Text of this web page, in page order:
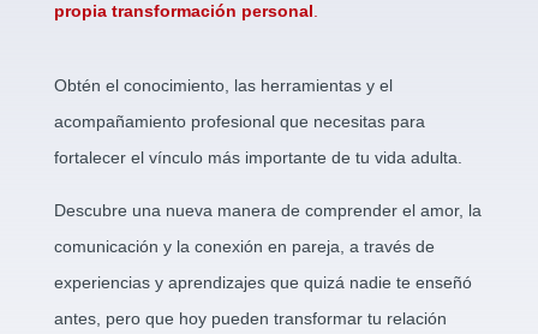
propia transformación personal
Obtén el conocimiento, las herramientas y el
acompañamiento profesional que necesitas para
fortalecer el vínculo más importante de tu vida adulta.
Descubre una nueva manera de comprender el amor, la
comunicación y la conexión en pareja, a través de
experiencias y aprendizajes que quizá nadie te enseñó
antes, pero que hoy pueden transformar tu relación